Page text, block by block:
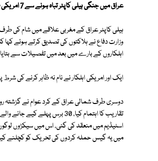
عراق میں جنگی ہیلی کاپٹر تباہ ہونے سے 7 امریکی فوجی ہلاک ہو گئے۔
وزارت دفاع نے ہلاکتوں کی تصدیق کرتے ہوئے کہا
اہلکاروں کے بارے میں بعد میں تفصیلات سے
ایک اور امریکی اہلکار نے نام نہ ظاہر کرنے کی
اسٹیڈیم میں منعقد کی گئی، اس میں سیکڑوں
میں یہ گیس حملہ کردوں کی تحریک کو کچلنے